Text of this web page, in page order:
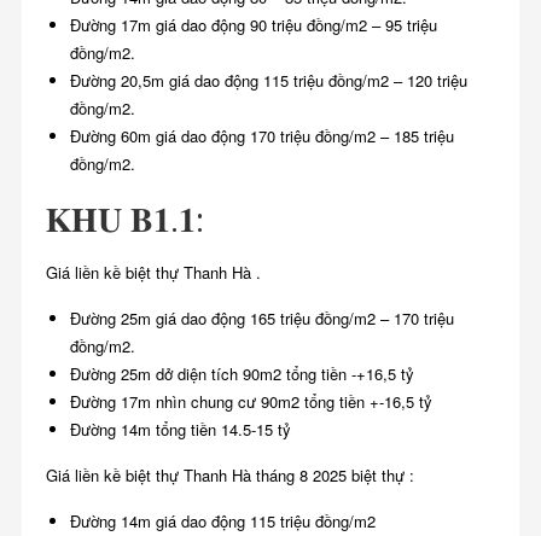
Đường 17m giá dao động 90 triệu đồng/m2 – 95 triệu
đồng/m2.
Đường 20,5m giá dao động 115 triệu đồng/m2 – 120 triệu
đồng/m2.
Đường 60m giá dao động 170 triệu đồng/m2 – 185 triệu
đồng/m2.
𝐊𝐇𝐔 𝐁𝟏.𝟏:
Giá liền kề biệt thự Thanh Hà .
Đường 25m giá dao động 165 triệu đồng/m2 – 170 triệu
đồng/m2.
Đường 25m dở diện tích 90m2 tổng tiền -+16,5 tỷ
Đường 17m nhìn chung cư 90m2 tổng tiền +-16,5 tỷ
Đường 14m tổng tiền 14.5-15 tỷ
Giá liền kề biệt thự Thanh Hà tháng 8 2025 biệt thự :
Đường 14m giá dao động 115 triệu đồng/m2